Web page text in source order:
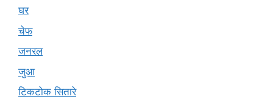
घर
चेफ
जनरल
जुआ
टिकटोक सितारे